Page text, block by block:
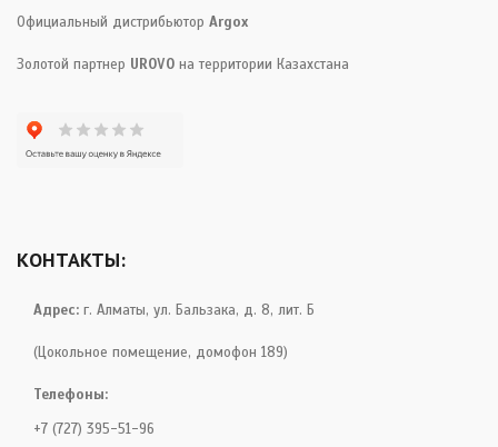
Официальный дистрибьютор Argox
Золотой партнер UROVO на территории Казахстана
КОНТАКТЫ:
Адрес: г. Алматы, ул. Бальзака, д. 8, лит. Б
(Цокольное помещение, домофон 189)
Телефоны:
+7 (727) 395-51-96